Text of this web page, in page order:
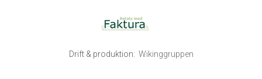
Drift & produktion: Wikinggruppen